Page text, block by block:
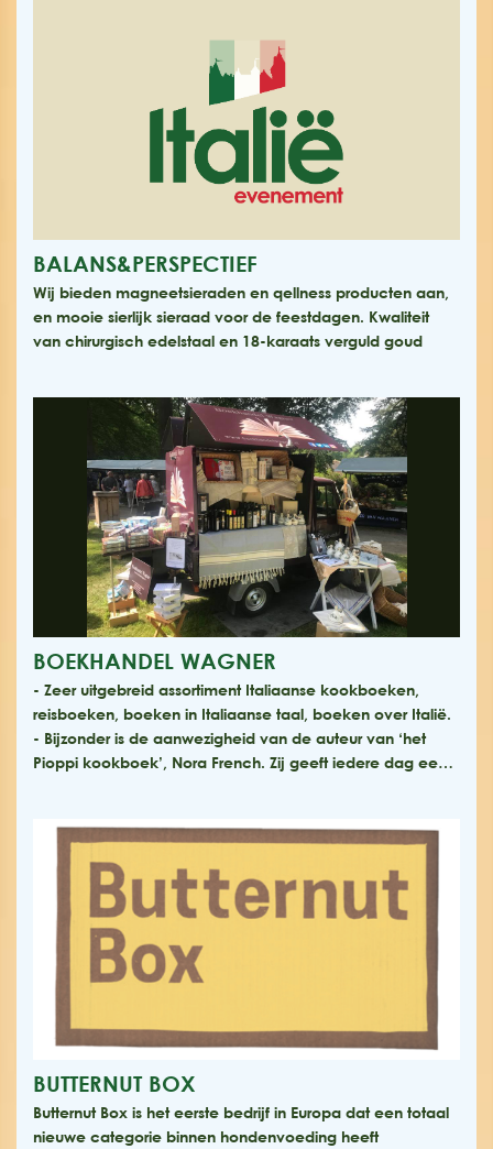
BALANS&PERSPECTIEF
Wij bieden magneetsieraden en qellness producten aan,
en mooie sierlijk sieraad voor de feestdagen. Kwaliteit
van chirurgisch edelstaal en 18-karaats verguld goud
BOEKHANDEL WAGNER
- Zeer uitgebreid assortiment Italiaanse kookboeken,
reisboeken, boeken in Italiaanse taal, boeken over Italië.
- Bijzonder is de aanwezigheid van de auteur van ‘het
Pioppi kookboek’, Nora French. Zij geeft iedere dag ee…
BUTTERNUT BOX
Butternut Box is het eerste bedrijf in Europa dat een totaal
nieuwe categorie binnen hondenvoeding heeft